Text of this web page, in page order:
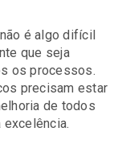
é algo difícil
que seja
os processos.
precisam estar
de todos